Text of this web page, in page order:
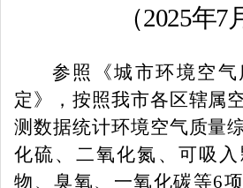
（2025年7
参照《城市环境空
定》，按照我市各区辖属
测数据统计环境空气质量
化硫、二氧化氮、可吸
物、臭氧、一氧化碳等6